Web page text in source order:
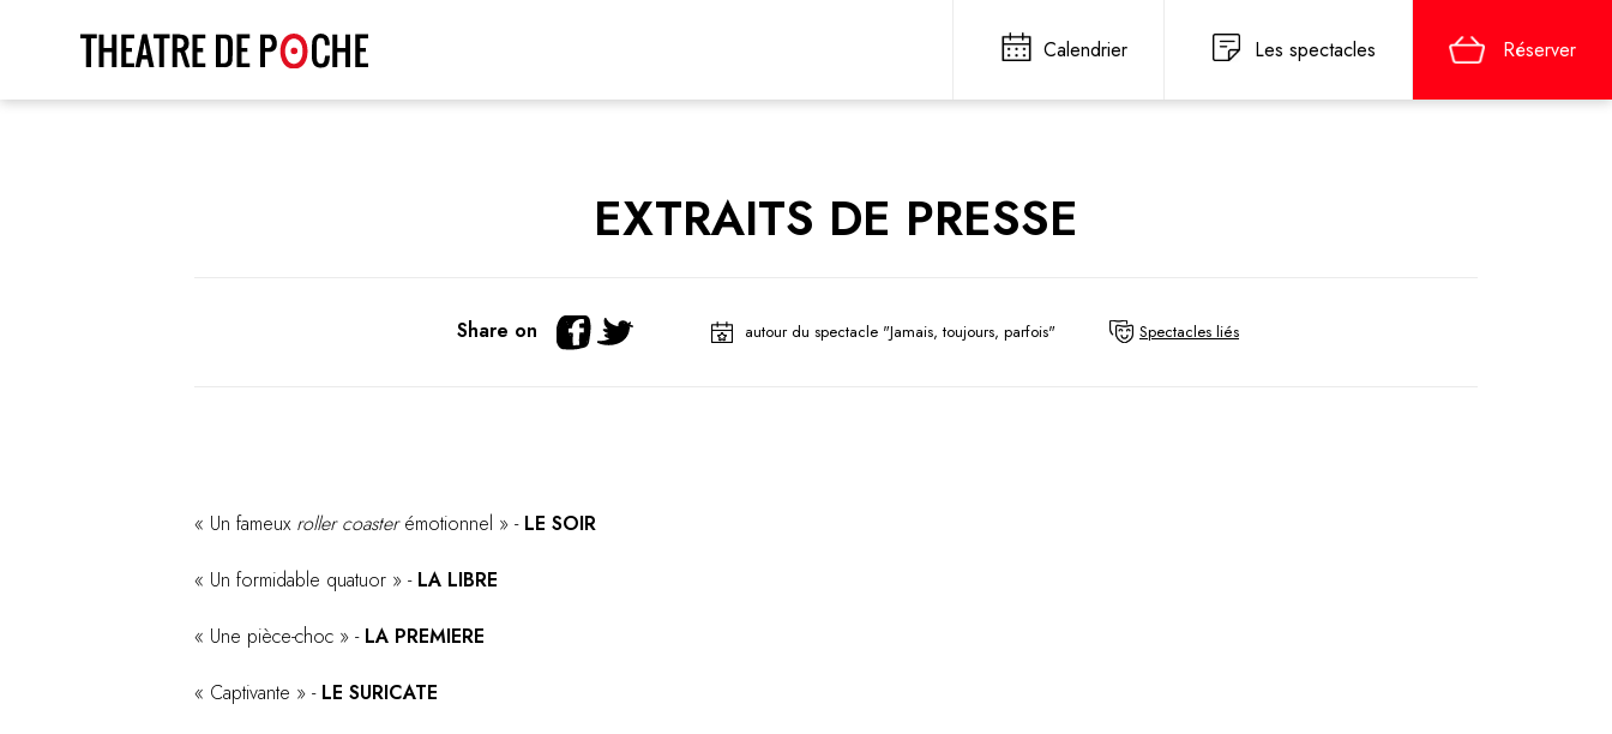
Calendrier Les spectacles Réserver
EXTRAITS DE PRESSE
Share on autour du spectacle "Jamais, toujours, parfois" Spectacles liés
« Un fameux roller coasterémotionnel » - LE SOIR
« Un formidable quatuor » - LA LIBRE
« Une pièce-choc » - LA PREMIERE
« Captivante » - LE SURICATE